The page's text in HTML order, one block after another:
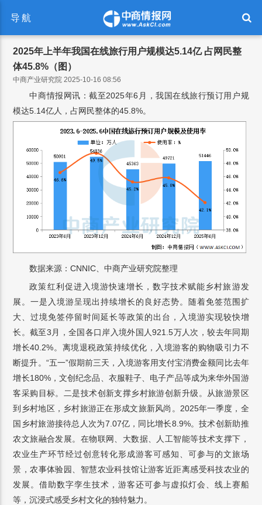
导航
2025年上半年我国在线旅行用户规模达5.14亿 占网民整
体45.8%（图）
中商产业研究院 2025-10-16 08:56
中商情报网讯：截至2025年6月，我国在线旅行预订用户规
模达5.14亿人，占网民整体的45.8%。
数据来源：CNNIC、中商产业研究院整理
政策红利促进入境游快速增长，数字技术赋能乡村旅游发
展。一是入境游呈现出持续增长的良好态势。随着免签范围扩
大、过境免签停留时间延长等政策的出台，入境游实现较快增
长。截至3月，全国各口岸入境外国人921.5万人次，较去年同期
增长40.2%。离境退税政策持续优化，入境游客的购物吸引力不
断提升。“五一”假期前三天，入境游客用支付宝消费金额同比去年
增长180%，文创纪念品、衣服鞋子、电子产品等成为来华外国游
客采购目标。二是技术创新支撑乡村旅游创新升级。从旅游景区
到乡村地区，乡村旅游正在形成文旅新风尚。2025年一季度，全
国乡村旅游接待总人次为7.07亿，同比增长8.9%。技术创新助推
农文旅融合发展。在物联网、大数据、人工智能等技术支撑下，
农业生产环节经过创意转化形成游客可感知、可参与的文旅场
景，农事体验园、智慧农业科技馆让游客近距离感受科技农业的
发展。借助数字孪生技术，游客还可参与虚拟灯会、线上赛船
等，沉浸式感受乡村文化的独特魅力。